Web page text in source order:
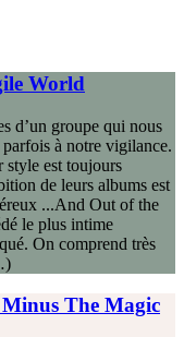
World
d’un groupe qui nous
à notre vigilance.
style est toujours
de leurs albums est
...And Out of the
le plus intime
On comprend très
The Magic